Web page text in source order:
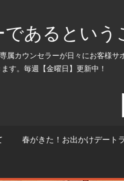
あるという
属カウンセラーが日々にお客様サ
す。毎週【金曜日】更新中！
春がきた！お出かけデート